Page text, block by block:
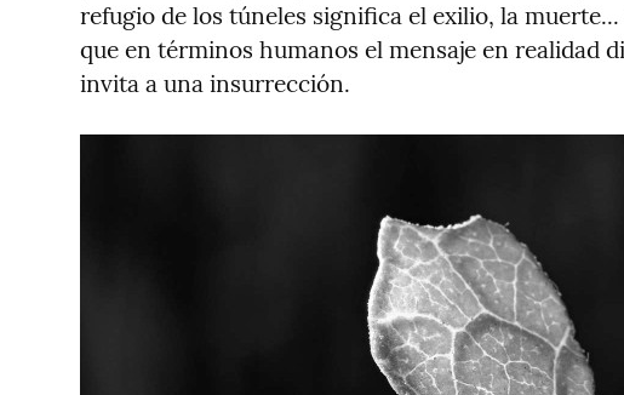
refugio de los túneles significa el exilio, la
que en términos humanos el mensaje en realidad
invita a una insurrección.